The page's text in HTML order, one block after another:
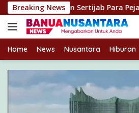
Langsung
ke
konten
Breaking News
Sertijab Para Pejabat Utama
Home News Nusantara Hiburan